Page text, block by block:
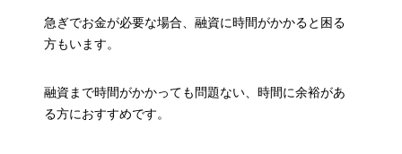
急ぎでお金が必要な場合、融資に時間がかかると困る
方もいます。
融資まで時間がかかっても問題ない、時間に余裕があ
る方におすすめです。